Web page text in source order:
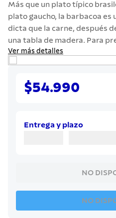
Más que un plato típico
plato gaucho, la barbacoa es
dicta que la carne, después
una tabla de madera. Para
Ver más detalles
$54.990
Entrega y plazo
NO
NO
acero inoxidable
6.
grano
442
8.
solar
cuchillo